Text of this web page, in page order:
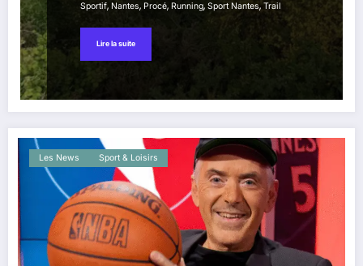
Sportif, Nantes, Procé, Running, Sport Nantes,Trail
Lire la suite
Les News Sport & Loisirs